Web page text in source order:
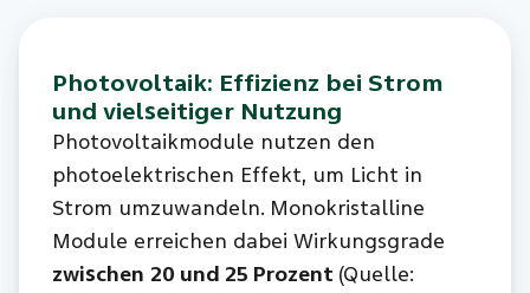
Photovoltaik: Effizienz bei Strom
und vielseitiger Nutzung
Photovoltaikmodule nutzen den
photoelektrischen Effekt, um Licht in
Strom umzuwandeln. Monokristalline
Module erreichen dabei Wirkungsgrade
zwischen 20 und 25 Prozent (Quelle: